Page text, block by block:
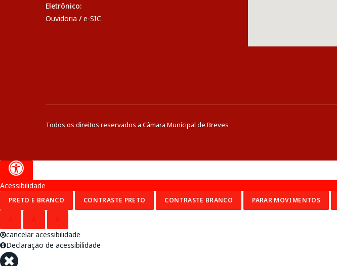
Eletrônico:
Ouvidoria / e-SIC
Todos os direitos reservados a Câmara Municipal de Breves
Acessibilidade
PRETO E BRANCO CONTRASTE PRETO CONTRASTE BRANCO PARAR MOVIMENTOS
cancelar acessibilidade
Declaração de acessibilidade